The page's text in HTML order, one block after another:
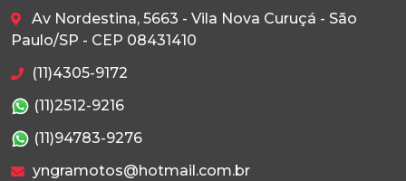
Av Nordestina, 5663 - Vila Nova Curuçá - São
Paulo/SP - CEP 08431410
(11)4305-9172
(11)2512-9216
(11)94783-9276
yngramotos@hotmail.com.br